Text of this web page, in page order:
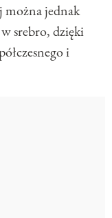
można jednak
srebro, dzięki
i